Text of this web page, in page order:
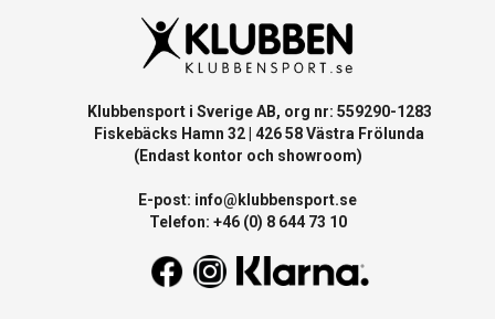
Klubbensport i Sverige AB, org nr: 559290-1283
Fiskebäcks Hamn 32 | 426 58 Västra Frölunda
(Endast kontor och showroom)
E-post: info@klubbensport.se
Telefon: +46 (0) 8 644 73 10